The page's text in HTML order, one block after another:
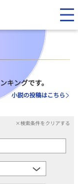
キングです。
小説の投稿はこちら
×検索条件をクリアする